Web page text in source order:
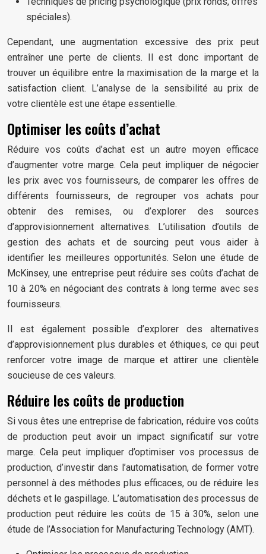
spéciales).
Cependant, une augmentation excessive des prix peut
entraîner une perte de clients. Il est donc important de
trouver un équilibre entre la maximisation de la marge et la
satisfaction client. L’analyse de la sensibilité au prix de
votre clientèle est une étape essentielle.
Optimiser les coûts d’achat
Réduire vos coûts d’achat est un autre moyen efficace
d’augmenter votre marge. Cela peut impliquer de négocier
les prix avec vos fournisseurs, de comparer les offres de
différents fournisseurs, de regrouper vos achats pour
obtenir des remises, ou d’explorer des sources
d’approvisionnement alternatives. L’utilisation d’outils de
gestion des achats et de sourcing peut vous aider à
identifier les meilleures opportunités. Selon une étude de
McKinsey, une entreprise peut réduire ses coûts d’achat de
10 à 20% en négociant des contrats à long terme avec ses
fournisseurs.
Il est également possible d’explorer des alternatives
d’approvisionnement plus durables et éthiques, ce qui peut
renforcer votre image de marque et attirer une clientèle
soucieuse de ces valeurs.
Réduire les coûts de production
Si vous êtes une entreprise de fabrication, réduire vos coûts
de production peut avoir un impact significatif sur votre
marge. Cela peut impliquer d’optimiser vos processus de
production, d’investir dans l’automatisation, de former votre
personnel à des méthodes plus efficaces, ou de réduire les
déchets et le gaspillage. L’automatisation des processus de
production peut réduire les coûts de 15 à 30%, selon une
étude de l’Association for Manufacturing Technology (AMT).